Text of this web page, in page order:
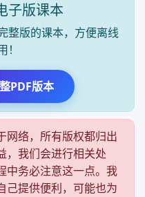
子版课本
整版的课本，方便离线
PDF版本
网络，所有版权都归出
，我们会进行相关处
中务必注意这一点。我
己提供便利，可能也为